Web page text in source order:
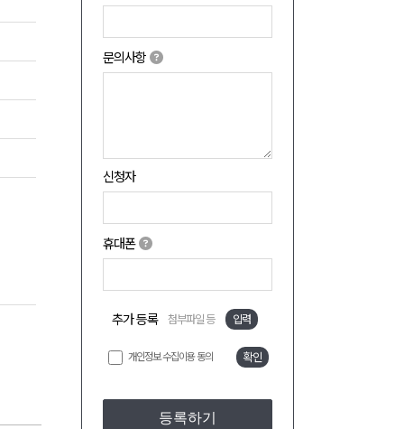
문의사항
신청자
휴대폰
추가 등록 첨부파일 등 입력
개인정보 수집이용 동의 확인
등록하기